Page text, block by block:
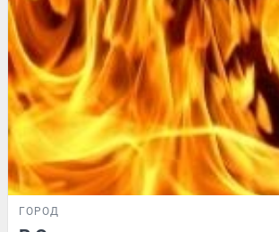
ГОРОД